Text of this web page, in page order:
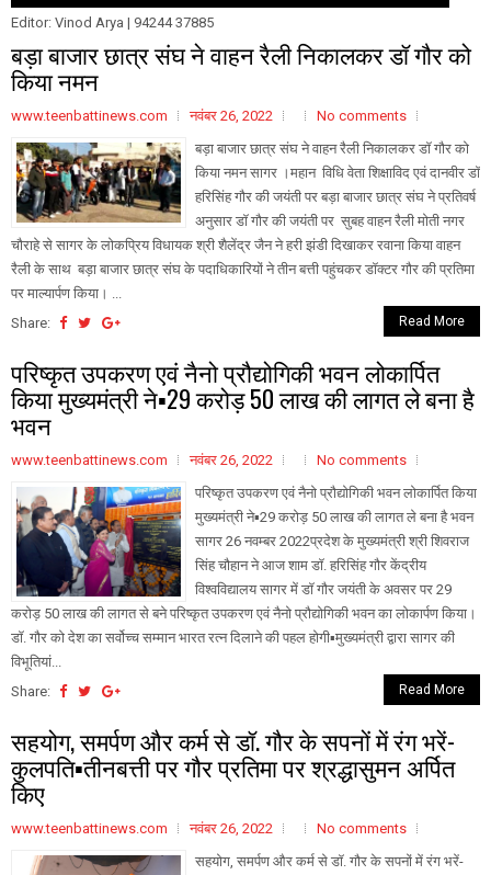
Editor: Vinod Arya | 94244 37885
बड़ा बाजार छात्र संघ ने वाहन रैली निकालकर डॉ गौर को
किया नमन
www.teenbattinews.com नवंबर 26, 2022
No comments
बड़ा बाजार छात्र संघ ने वाहन रैली निकालकर डॉ गौर को
किया नमन सागर ।महान विधि वेता शिक्षाविद एवं दानवीर डॉ
हरिसिंह गौर की जयंती पर बड़ा बाजार छात्र संघ ने प्रतिवर्ष
अनुसार डॉ गौर की जयंती पर सुबह वाहन रैली मोती नगर
चौराहे से सागर के लोकप्रिय विधायक श्री शैलेंद्र जैन ने हरी झंडी दिखाकर रवाना किया वाहन
रैली के साथ बड़ा बाजार छात्र संघ के पदाधिकारियों ने तीन बत्ती पहुंचकर डॉक्टर गौर की प्रतिमा
पर माल्यार्पण किया। ...
Share:
Read More
परिष्कृत उपकरण एवं नैनो प्रौद्योगिकी भवन लोकार्पित
किया मुख्यमंत्री ने▪️29 करोड़ 50 लाख की लागत ले बना है
भवन
www.teenbattinews.com नवंबर 26, 2022
No comments
परिष्कृत उपकरण एवं नैनो प्रौद्योगिकी भवन लोकार्पित किया
मुख्यमंत्री ने▪️29 करोड़ 50 लाख की लागत ले बना है भवन
सागर 26 नवम्बर 2022प्रदेश के मुख्यमंत्री श्री शिवराज
सिंह चौहान ने आज शाम डॉ. हरिसिंह गौर केंद्रीय
विश्वविद्यालय सागर में डॉ गौर जयंती के अवसर पर 29
करोड़ 50 लाख की लागत से बने परिष्कृत उपकरण एवं नैनो प्रौद्योगिकी भवन का लोकार्पण किया।
डॉ. गौर को देश का सर्वोच्च सम्मान भारत रत्न दिलाने की पहल होगी▪️मुख्यमंत्री द्वारा सागर की
विभूतियां...
Share:
Read More
सहयोग, समर्पण और कर्म से डॉ. गौर के सपनों में रंग भरें-
कुलपति▪️तीनबत्ती पर गौर प्रतिमा पर श्रद्धासुमन अर्पित
किए
www.teenbattinews.com नवंबर 26, 2022
No comments
सहयोग, समर्पण और कर्म से डॉ. गौर के सपनों में रंग भरें-